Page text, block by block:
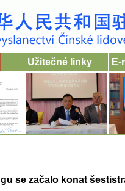
Užitečné linky E-
se začalo konat